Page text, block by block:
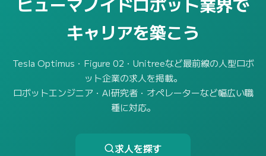
ヒューマノイドロボット業界で
キャリアを築こう
Tesla Optimus・Figure 02・Unitreeなど最前線の人型ロボ
ット企業の求人を掲載。
ロボットエンジニア・AI研究者・オペレーターなど幅広い職
種に対応。
求人を探す